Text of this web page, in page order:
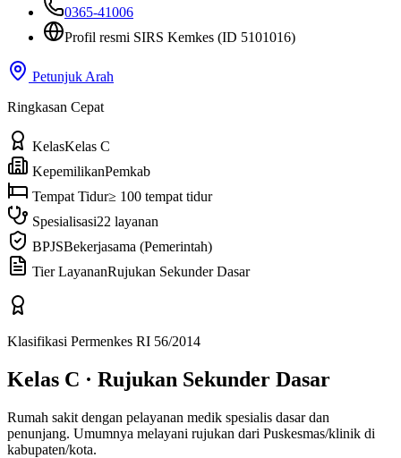
0365-41006
Profil resmi SIRS Kemkes (ID 5101016)
Petunjuk Arah
Ringkasan Cepat
KelasKelas C
KepemilikanPemkab
Tempat Tidur≥ 100 tempat tidur
Spesialisasi22 layanan
BPJSBekerjasama (Pemerintah)
Tier LayananRujukan Sekunder Dasar
Klasifikasi Permenkes RI 56/2014
Kelas C · Rujukan Sekunder Dasar
Rumah sakit dengan pelayanan medik spesialis dasar dan
penunjang. Umumnya melayani rujukan dari Puskesmas/klinik di
kabupaten/kota.